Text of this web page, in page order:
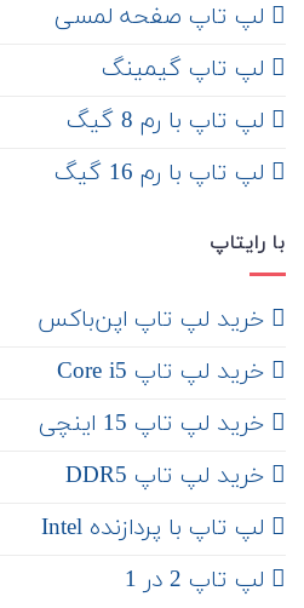
لپ تاپ صفحه لمسی
لپ تاپ گیمینگ
لپ تاپ با رم 8 گیگ
لپ تاپ با رم 16 گیگ
با رایتاپ
‌ خرید لپ تاپ اپن‌باکس
خرید لپ تاپ Core i5
‌‌ خرید لپ تاپ 15 اینچی
خرید لپ تاپ DDR5
لپ تاپ با پردازنده Intel
لپ تاپ 2 در 1